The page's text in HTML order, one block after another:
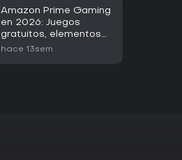
Amazon Prime Gaming
en 2026: Juegos
gratuitos, elementos
en el juego y guía de
hace 13sem